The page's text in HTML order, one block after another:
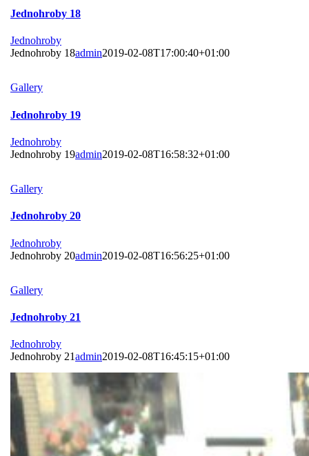
Jednohroby 18
Jednohroby
Jednohroby 18admin2019-02-08T17:00:40+01:00
Gallery
Jednohroby 19
Jednohroby
Jednohroby 19admin2019-02-08T16:58:32+01:00
Gallery
Jednohroby 20
Jednohroby
Jednohroby 20admin2019-02-08T16:56:25+01:00
Gallery
Jednohroby 21
Jednohroby
Jednohroby 21admin2019-02-08T16:45:15+01:00